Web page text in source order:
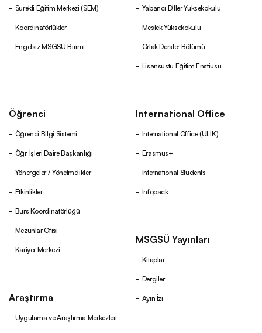
Sürekli Eğitim Merkezi (SEM)
Koordinatörlükler
Engelsiz MSGSÜ Birimi
Yabancı Diller Yüksekokulu
Meslek Yüksekokulu
Ortak Dersler Bölümü
Lisansüstü Eğitim Enstiüsü
Öğrenci
Öğrenci Bilgi Sistemi
Öğr. İşleri Daire Başkanlığı
Yönergeler / Yönetmelikler
Etkinlikler
Burs Koordinatörlüğü
Mezunlar Ofisi
Kariyer Merkezi
Araştırma
Uygulama ve Araştırma Merkezleri
International Office
International Office (ULIK)
Erasmus+
International Students
Infopack
MSGSÜ Yayınları
Kitaplar
Dergiler
Ayın İzi